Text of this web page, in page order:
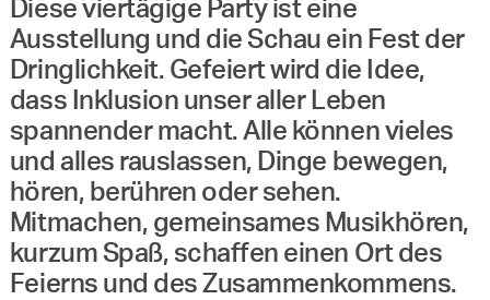
Diese viertägige Party ist eine
Ausstellung und die Schau ein Fest der
Dringlichkeit. Gefeiert wird die Idee,
dass Inklusion unser aller Leben
spannender macht. Alle können vieles
und alles rauslassen, Dinge bewegen,
hören, berühren oder sehen.
Mitmachen, gemeinsames Musikhören,
kurzum Spaß, schaffen einen Ort des
Feierns und des Zusammenkommens.